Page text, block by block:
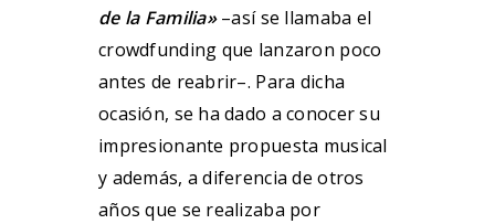
de la Familia»–así se llamaba el
crowdfunding que lanzaron poco
antes de reabrir–. Para dicha
ocasión, se ha dado a conocer su
impresionante propuesta musical
y además, a diferencia de otros
años que se realizaba por